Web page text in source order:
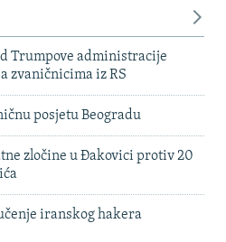
Trumpove administracije
zvaničnicima iz RS
posjetu Beogradu
zločine u Đakovici protiv 20
iranskog hakera